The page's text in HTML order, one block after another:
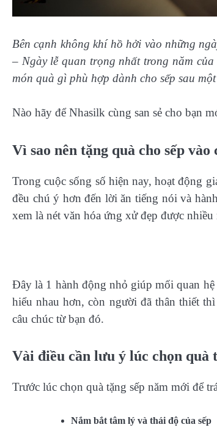
Bên cạnh không khí hồ hởi vào những
– Ngày lễ quan trọng nhất trong năm
món quà gì phù hợp dành cho sếp sau
Nào hãy để Nhasilk cùng san sẻ cho bạn
Vì sao nên tặng quà cho sếp
Trong cuộc sống số hiện nay, hoạt động
đều chú ý hơn đến lời ăn tiếng nói và
xem là nét văn hóa ứng xử đẹp được
Đây là 1 hành động nhỏ giúp mối quan hệ
hiểu nhau hơn, còn người đã thân thiết
câu chúc từ bạn đó.
Vài điều cần lưu ý lúc chọn quà
Trước lúc chọn quà tặng sếp năm mới để
Nắm bắt tâm lý và thái độ của sếp